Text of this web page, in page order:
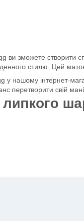
зможете створити
стилю. Цей
нашому інтернет-
перетворити свій